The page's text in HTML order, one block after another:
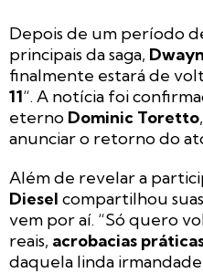
Depois de um período
principais da saga,
finalmente estará de
11“. A notícia foi
eterno Dominic Toretto
anunciar o retorno do
Além de revelar a
Diesel compartilhou
vem por aí. “Só quero
reais, acrobacias
daquela linda